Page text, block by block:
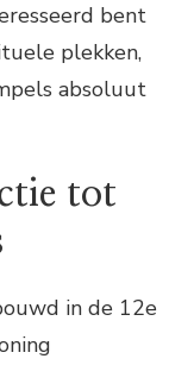
bent
plekken,
absoluut
tot
in de 12e